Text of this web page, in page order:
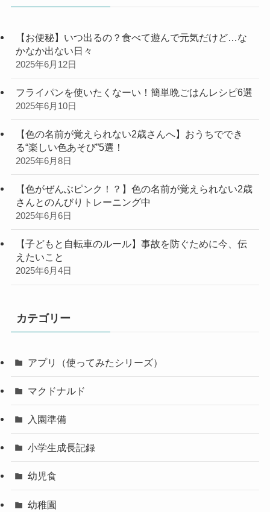
【お便秘】いつ出るの？食べて遊んで元気だけど…な
かなか出ない日々
2025年6月12日
フライパンを使いたくなーい！簡単晩ごはんレシピ6選
2025年6月10日
【色の名前が覚えられない2歳さんへ】おうちででき
る“楽しい色あそび”5選！
2025年6月8日
【色がぜんぶピンク！？】色の名前が覚えられない2歳
さんとのんびりトレーニング中
2025年6月6日
【子どもと自転車のルール】事故を防ぐために今、伝
えたいこと
2025年6月4日
カテゴリー
アプリ（使ってみたシリーズ）
マクドナルド
入園準備
小学生成長記録
幼児食
幼稚園